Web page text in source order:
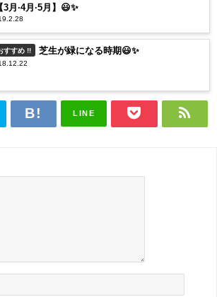
3月·4月·5月】😃✨
すすめ !! 芝生が緑になる時期😃✨
LINE